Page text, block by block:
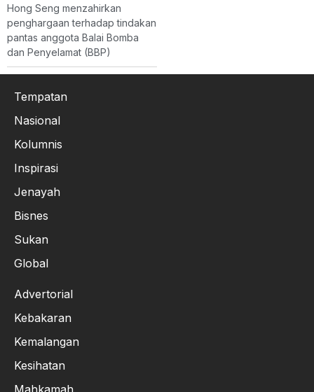
Hong Seng menzahirkan
penghargaan terhadap tindakan
pantas anggota Balai Bomba
dan Penyelamat (BBP)
Tempatan
Nasional
Kolumnis
Inspirasi
Jenayah
Bisnes
Sukan
Global
Advertorial
Kebakaran
Kemalangan
Kesihatan
Mahkamah